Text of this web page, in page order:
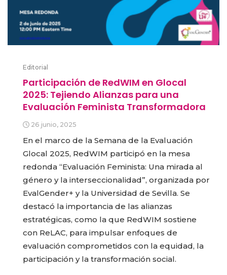
Editorial
Participación de RedWIM en Glocal
2025: Tejiendo Alianzas para una
Evaluación Feminista Transformadora
26 junio, 2025
En el marco de la Semana de la Evaluación
Glocal 2025, RedWIM participó en la mesa
redonda “Evaluación Feminista: Una mirada al
género y la interseccionalidad”, organizada por
EvalGender+ y la Universidad de Sevilla. Se
destacó la importancia de las alianzas
estratégicas, como la que RedWIM sostiene
con ReLAC, para impulsar enfoques de
evaluación comprometidos con la equidad, la
participación y la transformación social.